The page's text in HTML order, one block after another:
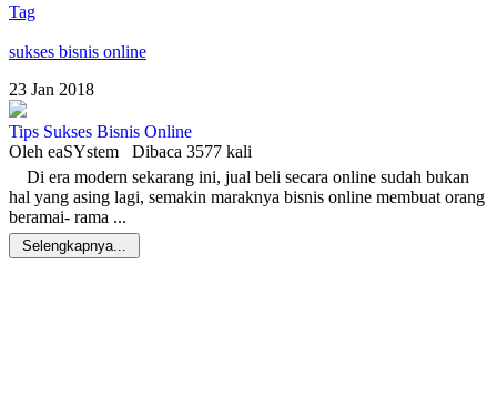
Tag
sukses bisnis online
23 Jan 2018
Tips Sukses Bisnis Online
Oleh eaSYstem Dibaca 3577 kali
Di era modern sekarang ini, jual beli secara online sudah bukan
hal yang asing lagi, semakin maraknya bisnis online membuat orang
beramai- rama ...
Selengkapnya...